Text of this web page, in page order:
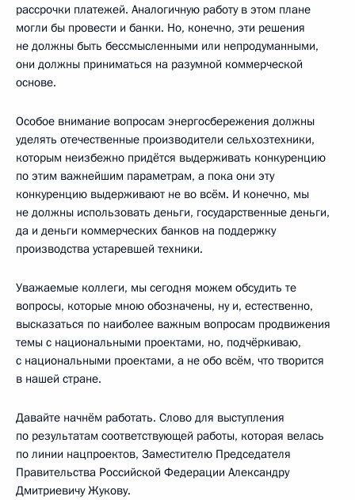
рассрочки платежей. Аналогичную работу в этом плане
могли бы провести и банки. Но, конечно, эти решения
не должны быть бессмысленными или непродуманными,
они должны приниматься на разумной коммерческой
основе.
Особое внимание вопросам энергосбережения должны
уделять отечественные производители сельхозтехники,
которым неизбежно придётся выдерживать конкуренцию
по этим важнейшим параметрам, а пока они эту
конкуренцию выдерживают не во всём. И конечно, мы
не должны использовать деньги, государственные деньги,
да и деньги коммерческих банков на поддержку
производства устаревшей техники.
Уважаемые коллеги, мы сегодня можем обсудить те
вопросы, которые мною обозначены, ну и, естественно,
высказаться по наиболее важным вопросам продвижения
темы с национальными проектами, но, подчёркиваю,
с национальными проектами, а не обо всём, что творится
в нашей стране.
Давайте начнём работать. Слово для выступления
по результатам соответствующей работы, которая велась
по линии нацпроектов, Заместителю Председателя
Правительства Российской Федерации Александру
Дмитриевичу Жукову.